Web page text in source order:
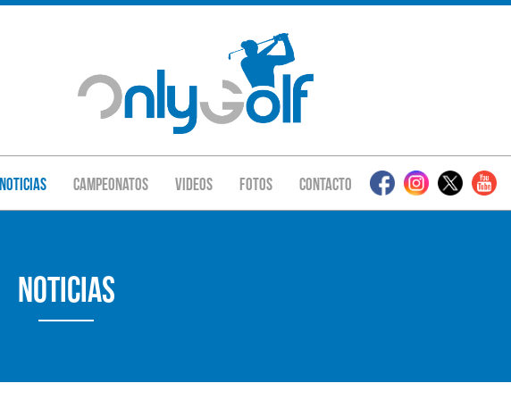
Noticias Campeonatos Videos Fotos Contacto
Noticias